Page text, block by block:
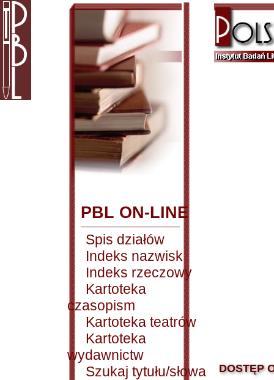
PBL ON-LINE
Spis działów
Indeks nazwisk
Indeks rzeczowy
Kartoteka
czasopism
Kartoteka teatrów
Kartoteka
wydawnictw
Szukaj tytułu/słowa
DOSTĘP